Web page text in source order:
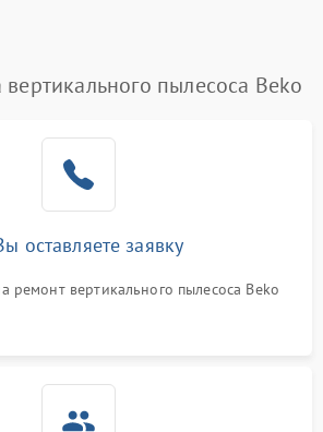
пылесоса Beko
оставляете заявку
ремонт вертикального пылесоса Beko